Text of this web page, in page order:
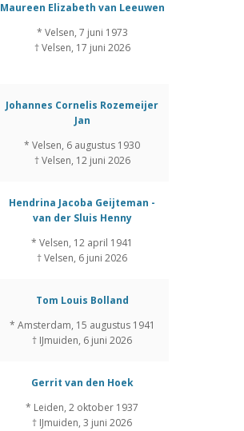
Maureen Elizabeth van Leeuwen
* Velsen, 7 juni 1973
† Velsen, 17 juni 2026
Johannes Cornelis Rozemeijer
Jan
* Velsen, 6 augustus 1930
† Velsen, 12 juni 2026
Hendrina Jacoba Geijteman -
van der Sluis Henny
* Velsen, 12 april 1941
† Velsen, 6 juni 2026
Tom Louis Bolland
* Amsterdam, 15 augustus 1941
† IJmuiden, 6 juni 2026
Gerrit van den Hoek
* Leiden, 2 oktober 1937
† IJmuiden, 3 juni 2026